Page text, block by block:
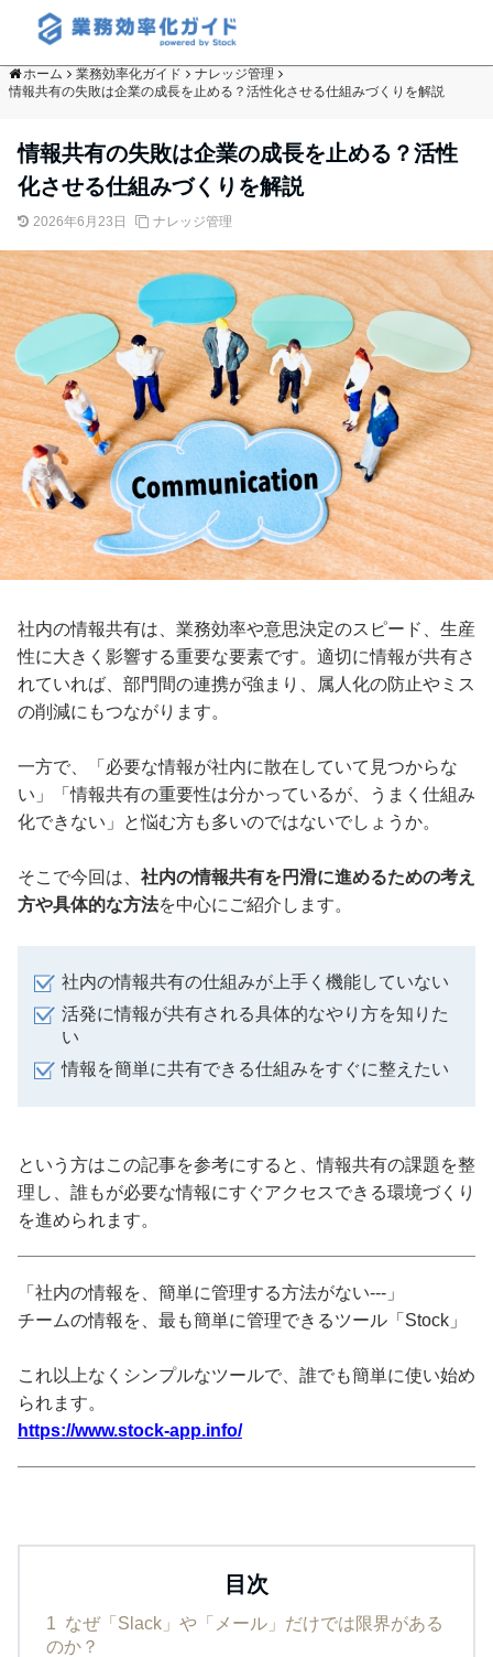
ホーム 業務効率化ガイド
ナレッジ管理
情報共有の失敗は企業の成長を止める？活性化させる仕組みづくりを解説
情報共有の失敗は企業の成長を止める？活性
化させる仕組みづくりを解説
2026年6月23日 ナレッジ管理
社内の情報共有は、業務効率や意思決定のスピード、生産
性に大きく影響する重要な要素です。適切に情報が共有さ
れていれば、部門間の連携が強まり、属人化の防止やミス
の削減にもつながります。
一方で、「必要な情報が社内に散在していて見つからな
い」「情報共有の重要性は分かっているが、うまく仕組み
化できない」と悩む方も多いのではないでしょうか。
そこで今回は、 社内の情報共有を円滑に進めるための考え
方や具体的な方法を中心にご紹介します。
社内の情報共有の仕組みが上手く機能していない
活発に情報が共有される具体的なやり方を知りた
い
情報を簡単に共有できる仕組みをすぐに整えたい
という方はこの記事を参考にすると、情報共有の課題を整
理し、誰もが必要な情報にすぐアクセスできる環境づくり
を進められます。
「社内の情報を、簡単に管理する方法がない---」
チームの情報を、最も簡単に管理できるツール「Stock」
これ以上なくシンプルなツールで、誰でも簡単に使い始め
られます。
https://www.stock-app.info/
目次
1 なぜ「Slack」や「メール」だけでは限界がある
のか？